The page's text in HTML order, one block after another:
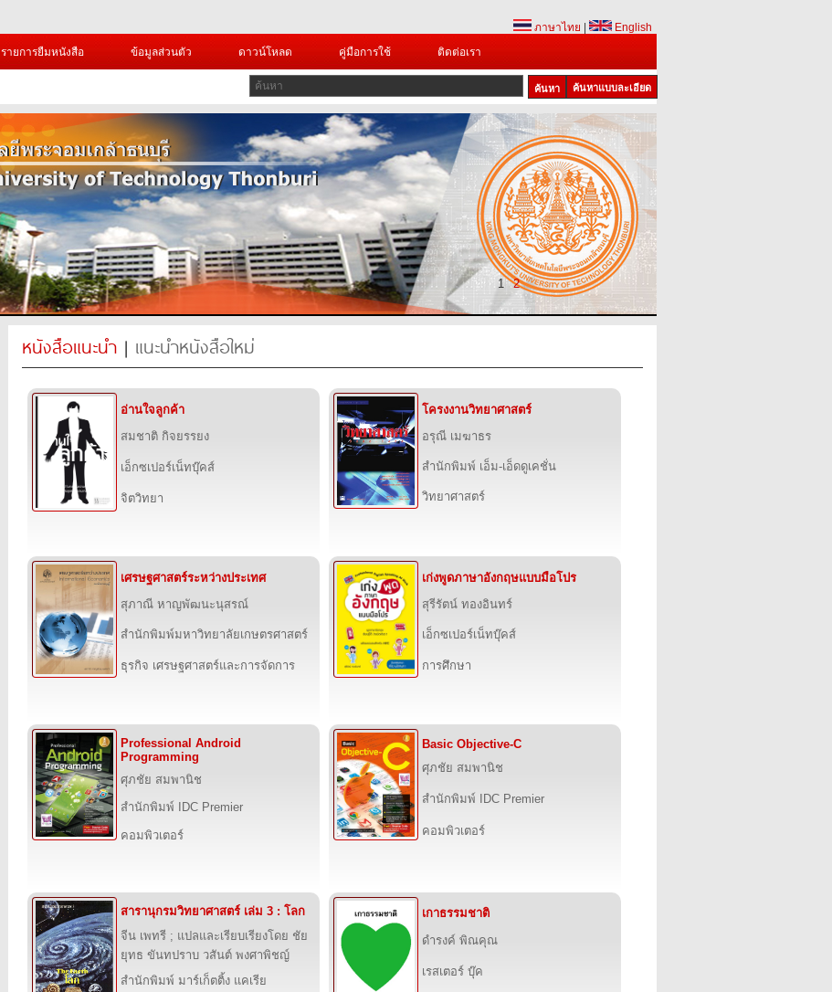
ภาษาไทย
English
รายการยืมหนังสือ ข้อมูลส่วนตัว ดาวน์โหลด คู่มือการใช้ ติดต่อเรา
ค้นหาแบบละเอียด
1 2
หนังสือแนะนำ | แนะนำหนังสือใหม่
อ่านใจลูกค้า
สมชาติ กิจยรรยง
เอ็กซเปอร์เน็ทบุ๊คส์
จิตวิทยา
เศรษฐศาสตร์ระหว่างประเทศ
สุภาณี หาญพัฒนะนุสรณ์
สำนักพิมพ์มหาวิทยาลัยเกษตรศาสตร์
ธุรกิจ เศรษฐศาสตร์และการจัดการ
Professional Android
Programming
ศุภชัย สมพานิช
สำนักพิมพ์ IDC Premier
คอมพิวเตอร์
สารานุกรมวิทยาศาสตร์ เล่ม 3 : โลก
จีน เพทรี ; แปลและเรียบเรียงโดย ชัย
ยุทธ ขันทปราบ วสันต์ พงศาพิชญ์
สำนักพิมพ์ มาร์เก็ตติ้ง แคเรีย
โครงงานวิทยาศาสตร์
อรุณี เมฆาธร
สำนักพิมพ์ เอ็ม-เอ็ดดูเคชั่น
วิทยาศาสตร์
เก่งพูดภาษาอังกฤษแบบมือโปร
สุรีรัตน์ ทองอินทร์
เอ็กซเปอร์เน็ทบุ๊คส์
การศึกษา
Basic Objective-C
ศุภชัย สมพานิช
สำนักพิมพ์ IDC Premier
คอมพิวเตอร์
เกาธรรมชาติ
ดำรงค์ พิณคุณ
เรสเตอร์ บุ๊ค